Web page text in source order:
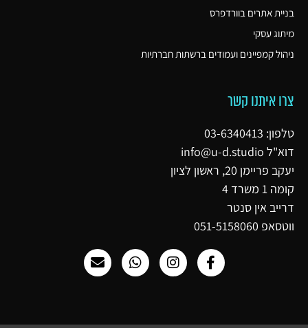
בניית אתרים בוורדפרס
מיתוג עסקי
ניהול קמפיינים ועמודים ברשתות חברתיות
צרו איתנו קשר
טלפון: 03-6340413
דוא"ל info@u-d.studio
יעקב פריימן 20, ראשון לציון
קומה 1 משרד 4
דרייב אין סנטר
ווטסאפ 051-5158060